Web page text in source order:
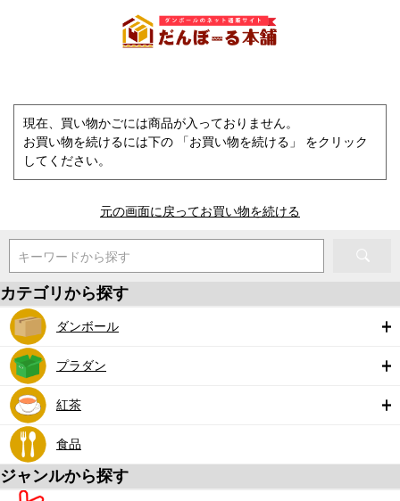
現在、買い物かごには商品が入っておりません。
お買い物を続けるには下の 「お買い物を続ける」 をクリック
してください。
元の画面に戻ってお買い物を続ける
キーワードから探す
カテゴリから探す
ダンボール
プラダン
紅茶
食品
ジャンルから探す